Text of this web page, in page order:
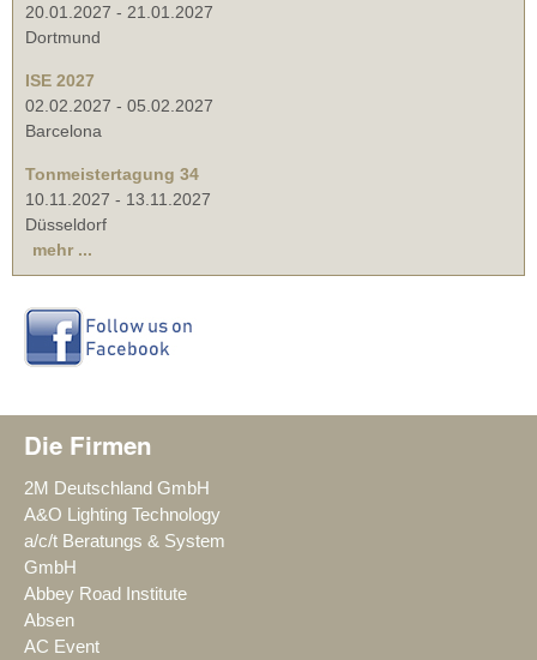
20.01.2027 - 21.01.2027
Dortmund
ISE 2027
02.02.2027 - 05.02.2027
Barcelona
Tonmeistertagung 34
10.11.2027 - 13.11.2027
Düsseldorf
mehr ...
Die Firmen
2M Deutschland GmbH
A&O Lighting Technology
a/c/t Beratungs & System
GmbH
Abbey Road Institute
Absen
AC Event